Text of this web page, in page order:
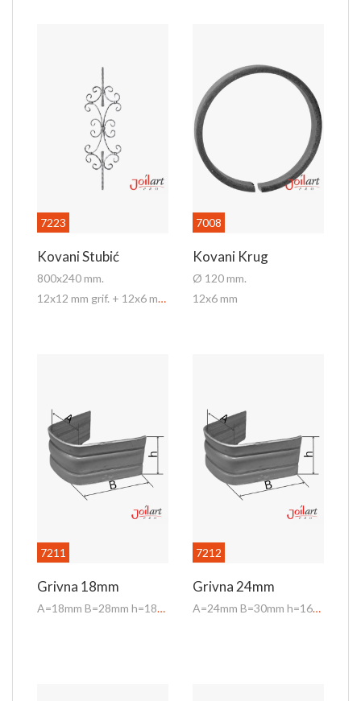
7223
Kovani Stubić
800x240 mm.
12x12 mm grif. + 12x6 mm grif.
7008
Kovani Krug
Ø 120 mm.
12x6 mm
7211
Grivna 18mm
A=18mm B=28mm h=18mm
7212
Grivna 24mm
A=24mm B=30mm h=16mm